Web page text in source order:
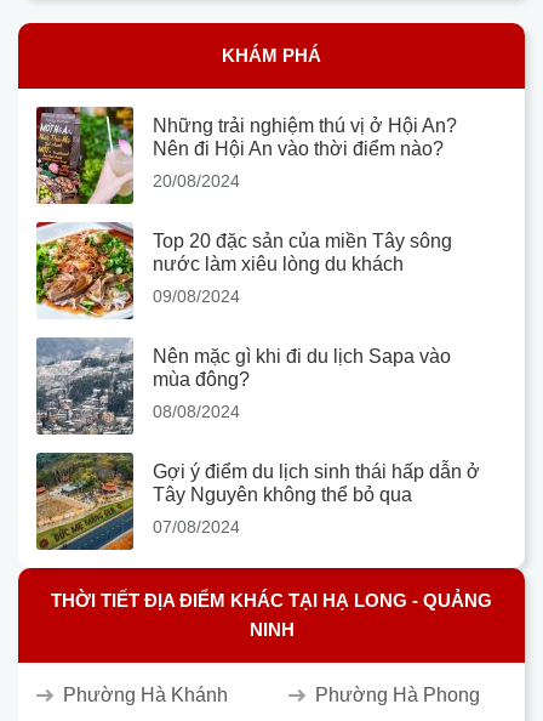
KHÁM PHÁ
Những trải nghiệm thú vị ở Hội An?
Nên đi Hội An vào thời điểm nào?
20/08/2024
Top 20 đặc sản của miền Tây sông
nước làm xiêu lòng du khách
09/08/2024
Nên mặc gì khi đi du lịch Sapa vào
mùa đông?
08/08/2024
Gợi ý điểm du lịch sinh thái hấp dẫn ở
Tây Nguyên không thể bỏ qua
07/08/2024
THỜI TIẾT ĐỊA ĐIỂM KHÁC TẠI HẠ LONG - QUẢNG
NINH
Phường Hà Khánh Phường Hà Phong